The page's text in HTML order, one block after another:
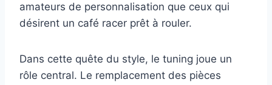
amateurs de personnalisation que ceux qui
désirent un café racer prêt à rouler.
Dans cette quête du style, le tuning joue un
rôle central. Le remplacement des pièces